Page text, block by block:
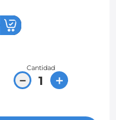
Cantidad
＋
－